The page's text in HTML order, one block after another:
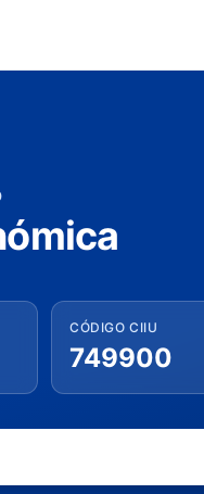
CÓDIGO CIIU
749900